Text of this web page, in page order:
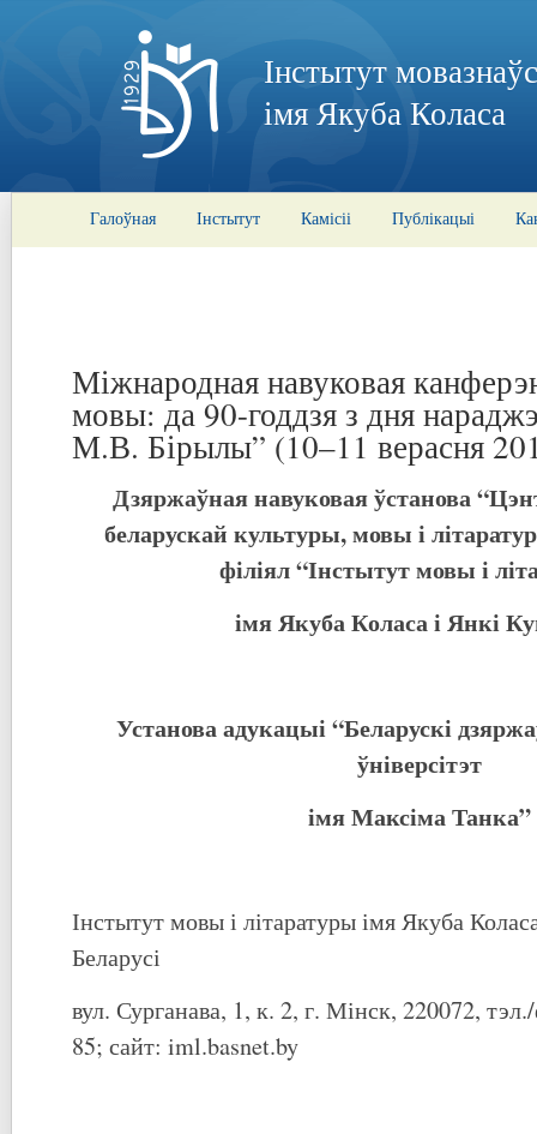
Інстытут
імя Якуба Коласа
Галоўная Інстытут Камісіі Публікацыі
Міжнародная навуковая
мовы: да 90-годдзя з дня
М.В. Бірылы” (10–11 верасня
Дзяржаўная навуковая ўстанова
беларускай культуры, мовы і
філіял “Інстытут мовы і
імя Якуба Коласа і Янкі
Установа адукацыі “Беларускі
ўніверсітэт
імя Максіма Танка”
Інстытут мовы і літаратуры імя Якуба
Беларусі
вул. Сурганава, 1, к. 2, г. Мінск, 220072,
85; сайт: iml.basnet.by